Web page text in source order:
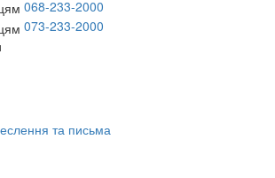
068-233-2000
073-233-2000
та письма